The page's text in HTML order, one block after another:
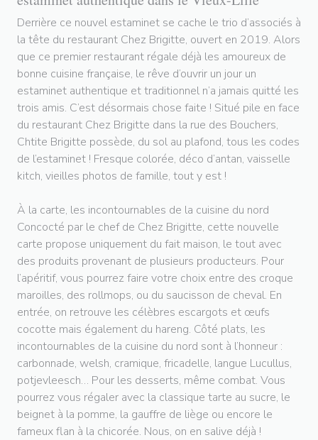
Derrière ce nouvel estaminet se cache le trio d’associés à
la tête du restaurant Chez Brigitte, ouvert en 2019. Alors
que ce premier restaurant régale déjà les amoureux de
bonne cuisine française, le rêve d’ouvrir un jour un
estaminet authentique et traditionnel n’a jamais quitté les
trois amis. C’est désormais chose faite ! Situé pile en face
du restaurant Chez Brigitte dans la rue des Bouchers,
Chtite Brigitte possède, du sol au plafond, tous les codes
de l’estaminet ! Fresque colorée, déco d’antan, vaisselle
kitch, vieilles photos de famille, tout y est !
À la carte, les incontournables de la cuisine du nord
Concocté par le chef de Chez Brigitte, cette nouvelle
carte propose uniquement du fait maison, le tout avec
des produits provenant de plusieurs producteurs. Pour
l’apéritif, vous pourrez faire votre choix entre des croque
maroilles, des rollmops, ou du saucisson de cheval. En
entrée, on retrouve les célèbres escargots et œufs
cocotte mais également du hareng. Côté plats, les
incontournables de la cuisine du nord sont à l’honneur :
carbonnade, welsh, cramique, fricadelle, langue Lucullus,
potjevleesch… Pour les desserts, même combat. Vous
pourrez vous régaler avec la classique tarte au sucre, le
beignet à la pomme, la gauffre de liège ou encore le
fameux flan à la chicorée. Nous, on en salive déjà !